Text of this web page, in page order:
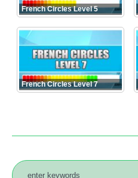
French Circles Level 5
French Circles Level 7